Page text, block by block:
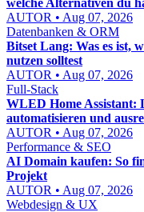
welche Alternativen du
AUTOR • Aug 07, 2026
Datenbanken & ORM
Bitset Lang: Was es ist,
nutzen solltest
AUTOR • Aug 07, 2026
Full-Stack
WLED Home Assistant:
automatisieren und
AUTOR • Aug 07, 2026
Performance & SEO
AI Domain kaufen: So
Projekt
AUTOR • Aug 07, 2026
Webdesign & UX